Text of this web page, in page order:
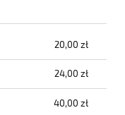
płatności
20,00 zł
24,00 zł
40,00 zł